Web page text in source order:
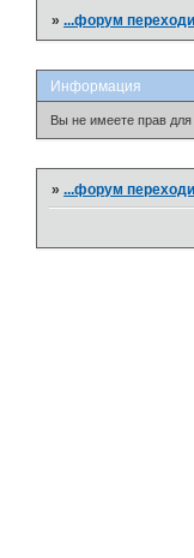
»...форум
Информация
Вы не имеете прав
»...форум